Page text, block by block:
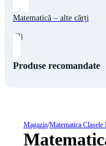
Magazin/Matematica
Matematică – alte cărți
(9)
Produse recomandate